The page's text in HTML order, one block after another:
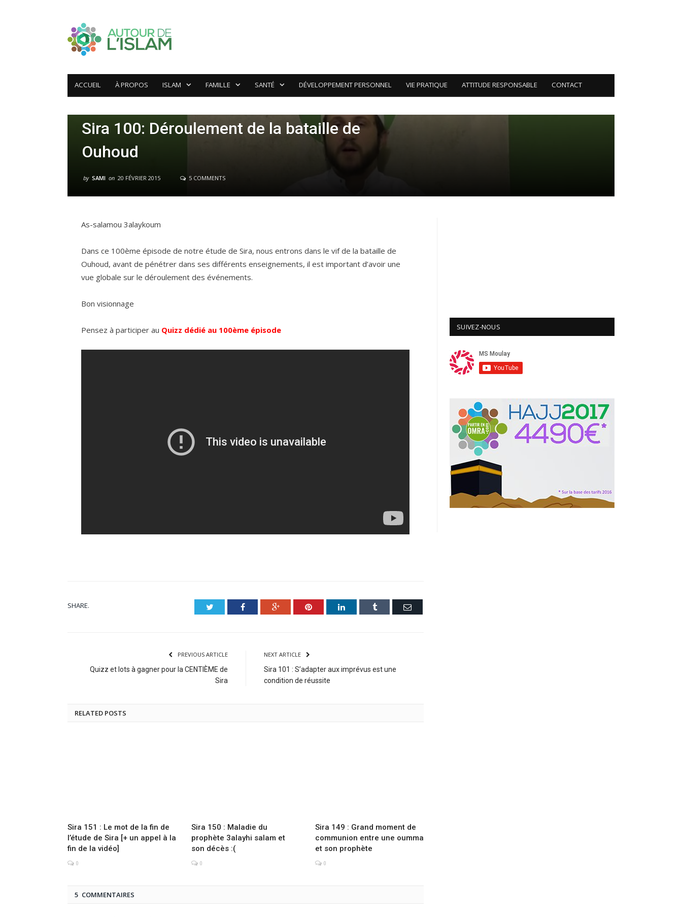
ACCUEIL À PROPOS ISLAM FAMILLE SANTÉ DÉVELOPPEMENT PERSONNEL VIE PRATIQUE ATTITUDE RESPONSABLE CONTACT
Sira 100: Déroulement de la bataille de
Ouhoud
by SAMI on 20 FÉVRIER 2015 5 COMMENTS
As-salamou 3alaykoum
Dans ce 100ème épisode de notre étude de Sira, nous entrons dans le vif de la bataille de
Ouhoud, avant de pénétrer dans ses différents enseignements, il est important d’avoir une
vue globale sur le déroulement des événements.
Bon visionnage
Pensez à participer au Quizz dédié au 100ème épisode
SHARE. Twitter Facebook Google+ Pinterest LinkedIn Tumblr Email
PREVIOUS ARTICLE
Quizz et lots à gagner pour la CENTIÈME de
Sira
NEXT ARTICLE
Sira 101 : S’adapter aux imprévus est une
condition de réussite
RELATED POSTS
Sira 151 : Le mot de la fin de
l’étude de Sira [+ un appel à la
fin de la vidéo]
0
Sira 150 : Maladie du
prophète 3alayhi salam et
son décès :(
0
Sira 149 : Grand moment de
communion entre une oumma
et son prophète
0
5 COMMENTAIRES
SUIVEZ-NOUS